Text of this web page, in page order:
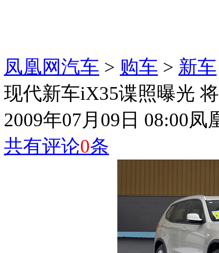
凤凰网汽车 > 购车 > 新车
现代新车iX35谍照曝光
2009年07月09日 08:00凤
共有评论0条